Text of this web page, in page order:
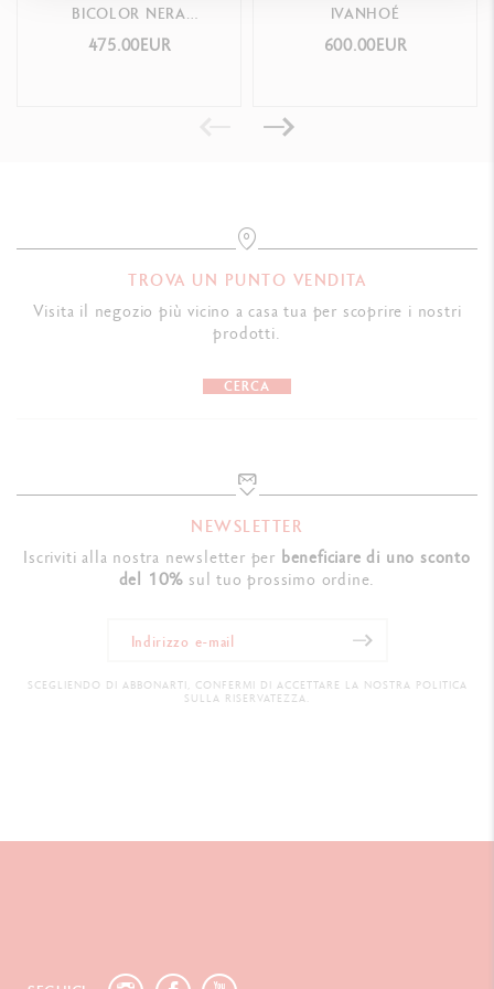
Gomme di ricambio
Dimensioni: 18.4 x 8 x 4 cm
Garanzia internazionale a vita
INDICAZIONI LEGALI
Swiss Made
BICOLOR NERA
PLACCATA ARGENTO
475.00EUR
IVANHOÉ
600.00EUR
TROVA UN PUNTO VENDITA
Visita il negozio più vicino a casa tua per scoprire i nostri
prodotti.
CERCA
NEWSLETTER
Iscriviti alla nostra newsletter per beneficiare di uno sconto
del 10% sul tuo prossimo ordine.
SCEGLIENDO DI ABBONARTI, CONFERMI DI ACCETTARE LA NOSTRA POLITICA
SULLA RISERVATEZZA.